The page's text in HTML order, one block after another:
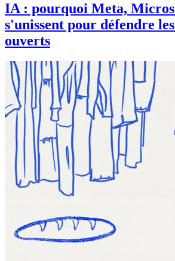
IA : pourquoi Meta,
s'unissent pour défendre
ouverts